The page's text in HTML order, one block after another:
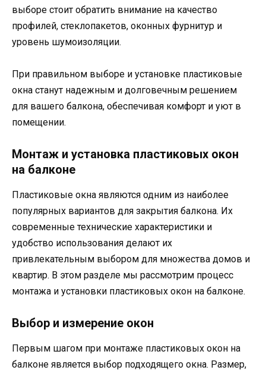
выборе стоит обратить внимание на качество
профилей, стеклопакетов, оконных фурнитур и
уровень шумоизоляции.
При правильном выборе и установке пластиковые
окна станут надежным и долговечным решением
для вашего балкона, обеспечивая комфорт и уют в
помещении.
Монтаж и установка пластиковых окон
на балконе
Пластиковые окна являются одним из наиболее
популярных вариантов для закрытия балкона. Их
современные технические характеристики и
удобство использования делают их
привлекательным выбором для множества домов и
квартир. В этом разделе мы рассмотрим процесс
монтажа и установки пластиковых окон на балконе.
Выбор и измерение окон
Первым шагом при монтаже пластиковых окон на
балконе является выбор подходящего окна. Размер,